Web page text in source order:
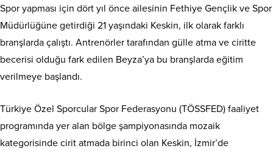
Spor yapması için dört yıl önce ailesinin Fethiye Gençlik ve Spor
Müdürlüğüne getirdiği 21 yaşındaki Keskin, ilk olarak farklı
branşlarda çalıştı. Antrenörler tarafından gülle atma ve ciritte
becerisi olduğu fark edilen Beyza’ya bu branşlarda eğitim
verilmeye başlandı.
Türkiye Özel Sporcular Spor Federasyonu (TÖSSFED) faaliyet
programında yer alan bölge şampiyonasında mozaik
kategorisinde cirit atmada birinci olan Keskin, İzmir’de